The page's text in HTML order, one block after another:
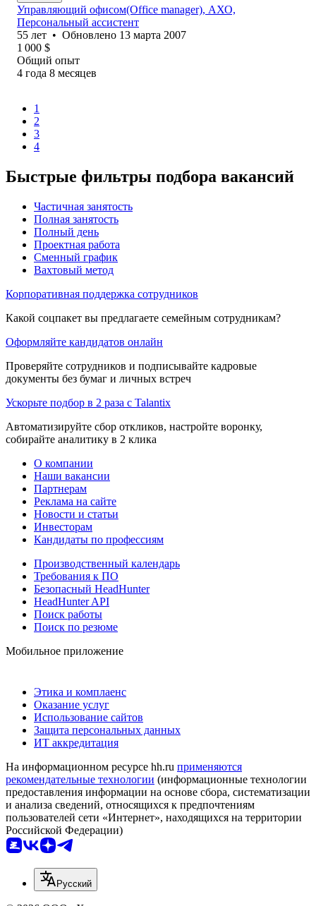
Управляющий офисом(Оffice manager), АХО,
Персональный ассистент
55 лет • Обновлено 13 марта 2007
1 000 $
Общий опыт
4 года 8 месяцев
1
2
3
4
Быстрые фильтры подбора вакансий
Частичная занятость
Полная занятость
Полный день
Проектная работа
Сменный график
Вахтовый метод
Корпоративная поддержка сотрудников
Какой соцпакет вы предлагаете семейным сотрудникам?
Оформляйте кандидатов онлайн
Проверяйте сотрудников и подписывайте кадровые
документы без бумаг и личных встреч
Ускорьте подбор в 2 раза с Talantix
Автоматизируйте сбор откликов, настройте воронку,
собирайте аналитику в 2 клика
О компании
Наши вакансии
Партнерам
Реклама на сайте
Новости и статьи
Инвесторам
Кандидаты по профессиям
Производственный календарь
Требования к ПО
Безопасный HeadHunter
HeadHunter API
Поиск работы
Поиск по резюме
Мобильное приложение
Этика и комплаенс
Оказание услуг
Использование сайтов
Защита персональных данных
ИТ аккредитация
На информационном ресурсе hh.ru применяются
рекомендательные технологии (информационные технологии
предоставления информации на основе сбора, систематизации
и анализа сведений, относящихся к предпочтениям
пользователей сети «Интернет», находящихся на территории
Российской Федерации)
Русский